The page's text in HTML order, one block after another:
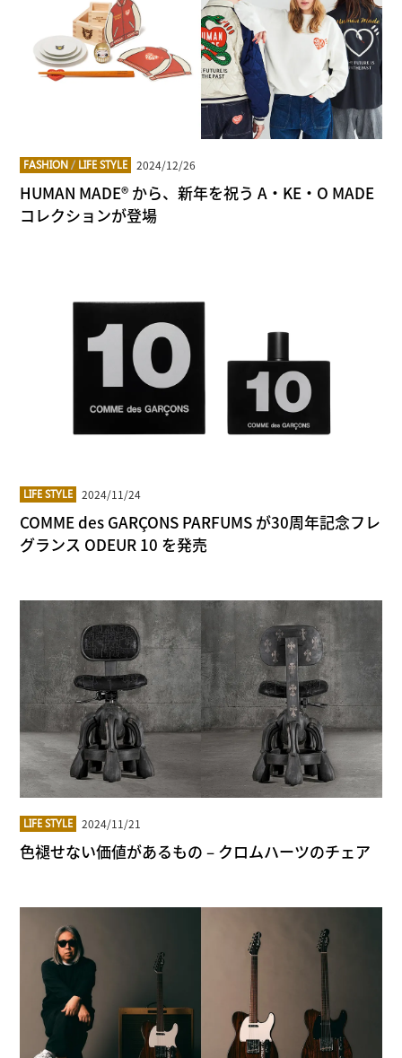
FASHION / LIFE STYLE 2024/12/26
HUMAN MADE® から、新年を祝う A・KE・O MADE
コレクションが登場
LIFE STYLE 2024/11/24
COMME des GARÇONS PARFUMS が30周年記念フレ
グランス ODEUR 10 を発売
LIFE STYLE 2024/11/21
色褪せない価値があるもの – クロムハーツのチェア